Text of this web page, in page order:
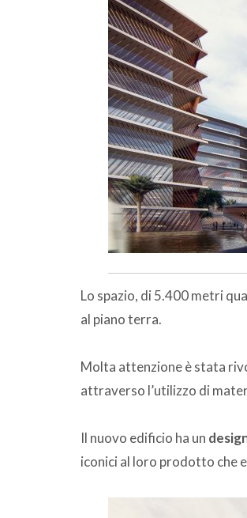
Lo spazio, di 5.400 metri
al piano terra.
Molta attenzione è stata
attraverso l’utilizzo di
Il nuovo edificio ha un
iconici al loro prodotto che